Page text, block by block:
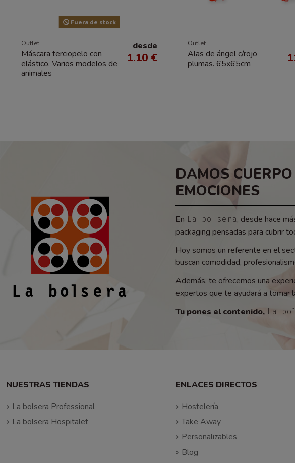
Fuera de stock
Outlet
Máscara terciopelo con
elástico. Varios modelos de
animales
desde
1.10 €
Outlet
Alas de ángel c/rojo
plumas. 65x65cm
DAMOS
EMOCIONES
En La bolsera, desde hace
packaging pensadas para cubrir
Hoy somos un referente en el
buscan comodidad,
Además, te ofrecemos una
expertos que te ayudará a tomar
Tu pones el contenido, La
NUESTRAS TIENDAS
La bolsera Professional
La bolsera Hospitalet
ENLACES DIRECTOS
Hostelería
Take Away
Personalizables
Blog